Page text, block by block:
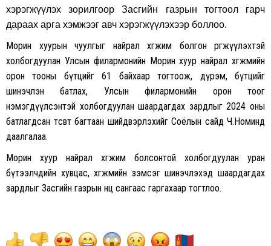
хэрэгжүүлэх зорилгоор Засгийн газрын тогтоол гарч
дараах арга хэмжээг авч хэрэгжүүлэхээр боллоо.
Морин хуурын чуулгыг найрал хөгжим болгон өргөжүүлэхтэй
холбогдуулан Улсын филармонийн Морин хуур найрал хөгжмийн
орон тооны бүтцийг 61 байхаар тогтоож, дүрэм, бүтцийг
шинэчлэн батлах, Улсын филармонийн орон тоог
нэмэгдүүлсэнтэй холбогдуулан шаардагдах зардлыг 2024 оны
батлагдсан төсөвт багтаан шийдвэрлэхийг Соёлын сайд Ч.Номинд
даалгалаа.
Морин хуур найрал хөгжим болсонтой холбогдуулан уран
бүтээлчдийн хувцас, хөгжмийн зэмсэг шинэчлэхэд шаардагдах
зардлыг Засгийн газрын нөөц сангаас гаргахаар тогтлоо.